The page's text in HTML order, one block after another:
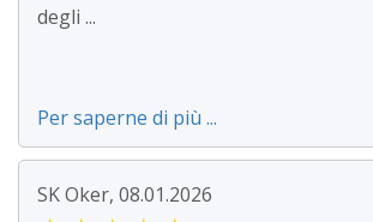
degli ...
Per saperne di più ...
SK Oker, 08.01.2026